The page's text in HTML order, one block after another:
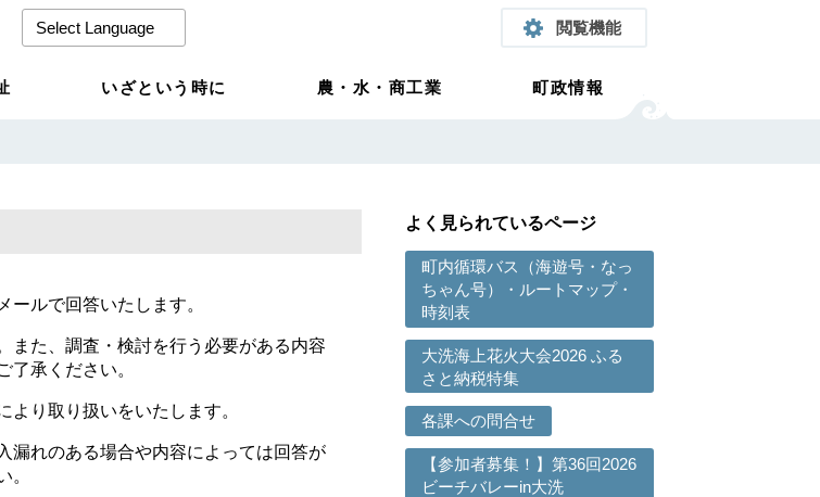
閲覧機能
いざという時に 農・水・商工業 町政情報
ルで回答いたします。
また、調査・検討を行う必要がある内容
了承ください。
より取り扱いをいたします。
漏れのある場合や内容によっては回答が
。
よく見られているページ
町内循環バス（海遊号・なっ
ちゃん号）・ルートマップ・
時刻表
大洗海上花火大会2026 ふる
さと納税特集
各課への問合せ
【参加者募集！】第36回2026
ビーチバレーin大洗